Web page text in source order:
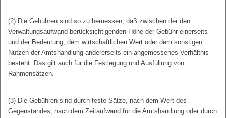
(2) Die Gebühren sind so zu bemessen, daß zwischen der den
Verwaltungsaufwand berücksichtigenden Höhe der Gebühr einerseits
und der Bedeutung, dem wirtschaftlichen Wert oder dem sonstigen
Nutzen der Amtshandlung andererseits ein angemessenes Verhältnis
besteht. Das gilt auch für die Festlegung und Ausfüllung von
Rahmensätzen.
(3) Die Gebühren sind durch feste Sätze, nach dem Wert des
Gegenstandes, nach dem Zeitaufwand für die Amtshandlung oder durch